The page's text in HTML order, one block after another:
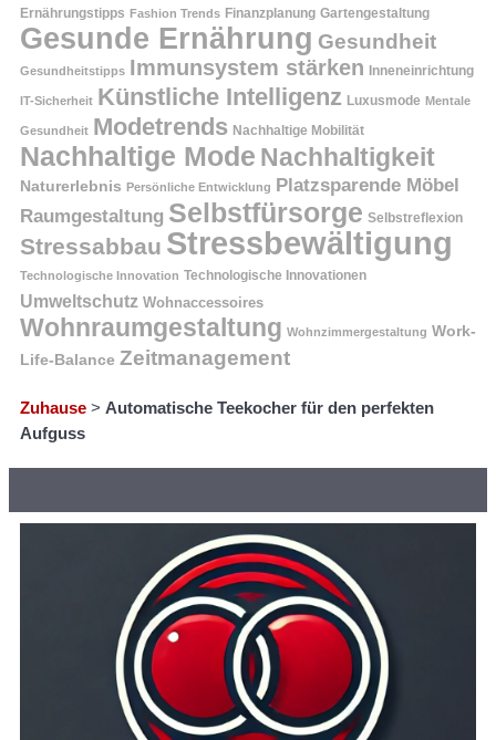
Ernährungstipps Fashion Trends Finanzplanung Gartengestaltung
Gesunde Ernährung Gesundheit
Gesundheitstipps Immunsystem stärken Inneneinrichtung
IT-Sicherheit Künstliche Intelligenz Luxusmode Mentale
Gesundheit Modetrends Nachhaltige Mobilität
Nachhaltige Mode Nachhaltigkeit
Naturerlebnis Persönliche Entwicklung Platzsparende Möbel
Raumgestaltung Selbstfürsorge Selbstreflexion
Stressabbau Stressbewältigung
Technologische Innovation Technologische Innovationen
Umweltschutz Wohnaccessoires
Wohnraumgestaltung Wohnzimmergestaltung Work-
Life-Balance Zeitmanagement
Zuhause > Automatische Teekocher für den perfekten
Aufguss